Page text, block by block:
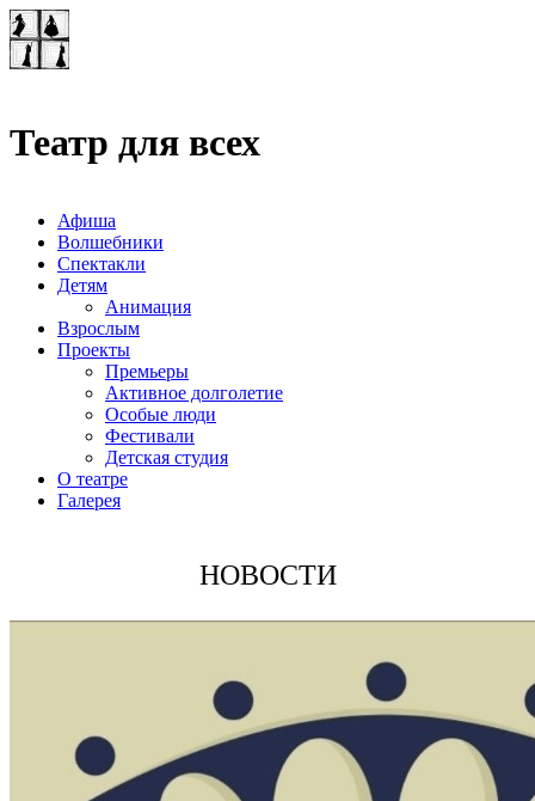
Театр для всех
Афиша
Волшебники
Спектакли
Детям
Анимация
Взрослым
Проекты
Премьеры
Активное долголетие
Особые люди
Фестивали
Детская студия
О театре
Галерея
НОВОСТИ